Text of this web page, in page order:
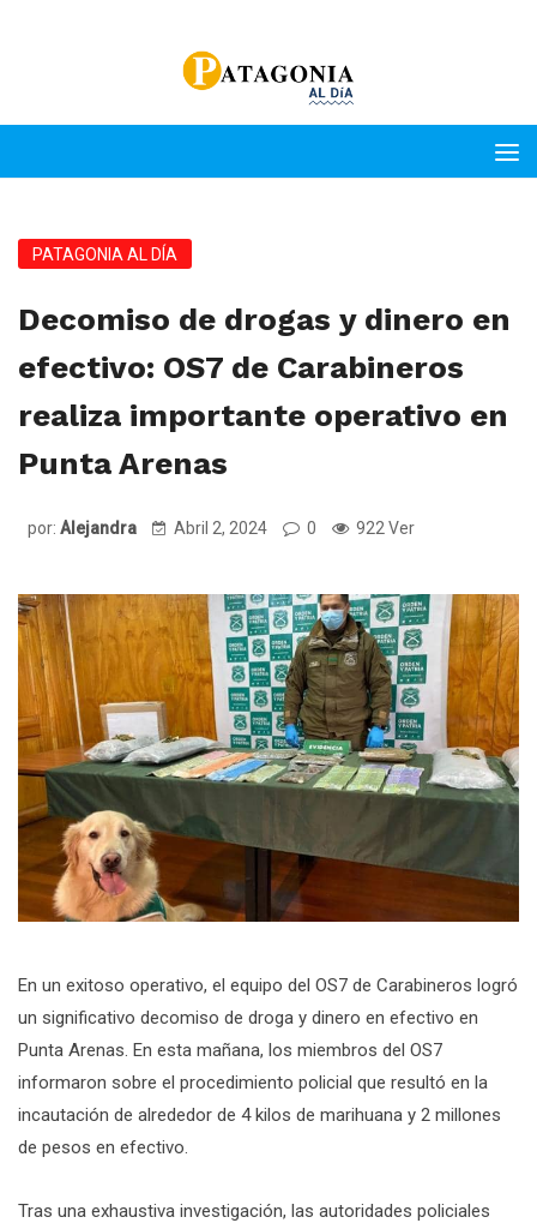
PATAGONIA AL DÍA
Decomiso de drogas y dinero en
efectivo: OS7 de Carabineros
realiza importante operativo en
Punta Arenas
por: Alejandra Abril 2, 2024 0 922 Ver
En un exitoso operativo, el equipo del OS7 de Carabineros logró
un significativo decomiso de droga y dinero en efectivo en
Punta Arenas. En esta mañana, los miembros del OS7
informaron sobre el procedimiento policial que resultó en la
incautación de alrededor de 4 kilos de marihuana y 2 millones
de pesos en efectivo.
Tras una exhaustiva investigación, las autoridades policiales